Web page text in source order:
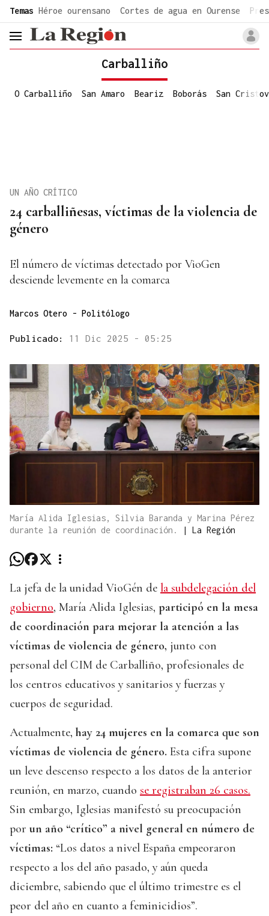
common.go-to-content
Temas Héroe ourensano Cortes de agua en Ourense
header.menu.open
Carballiño
O Carballiño San Amaro Beariz Boborás San
24 carballiñesas, víctimas de la violencia de
género
UN AÑO CRÍTICO
El número de víctimas detectado por VioGen
desciende levemente en la comarca
Marcos Otero - Politólogo
Publicado: 11 Dic 2025 - 05:25
María Alida Iglesias, Silvia Baranda y Marina Pérez
durante la reunión de coordinación.
| La Región
La jefa de la unidad VioGén de la subdelegación del
gobierno, María Alida Iglesias, participó en la mesa
de coordinación para mejorar la atención a las
víctimas de violencia de género, junto con
personal del CIM de Carballiño, profesionales de
los centros educativos y sanitarios y fuerzas y
cuerpos de seguridad.
Actualmente, hay 24 mujeres en la comarca que son
víctimas de violencia de género. Esta cifra supone
un leve descenso respecto a los datos de la anterior
reunión, en marzo, cuando se registraban 26 casos.
Sin embargo, Iglesias manifestó su preocupación
por un año “crítico” a nivel general en número de
víctimas: “Los datos a nivel España empeoraron
respecto a los del año pasado, y aún queda
diciembre, sabiendo que el último trimestre es el
peor del año en cuanto a feminicidios”.